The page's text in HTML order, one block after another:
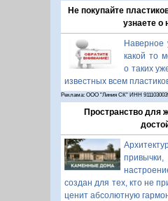
Не покупайте
узнаете о
Наверное
какой то
о таких
известных всем
Реклама: ООО "Линия СК" ИНН
Пространство для
создан для тех, кто не
ценит абсолютную